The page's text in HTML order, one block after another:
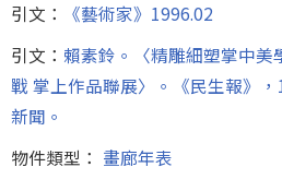
引文：
《藝術家》1996.02
引文： 賴素鈴。〈精雕細塑掌中美
戰 掌上作品聯展〉。《民生報》
新聞。
物件類型： 畫廊年表